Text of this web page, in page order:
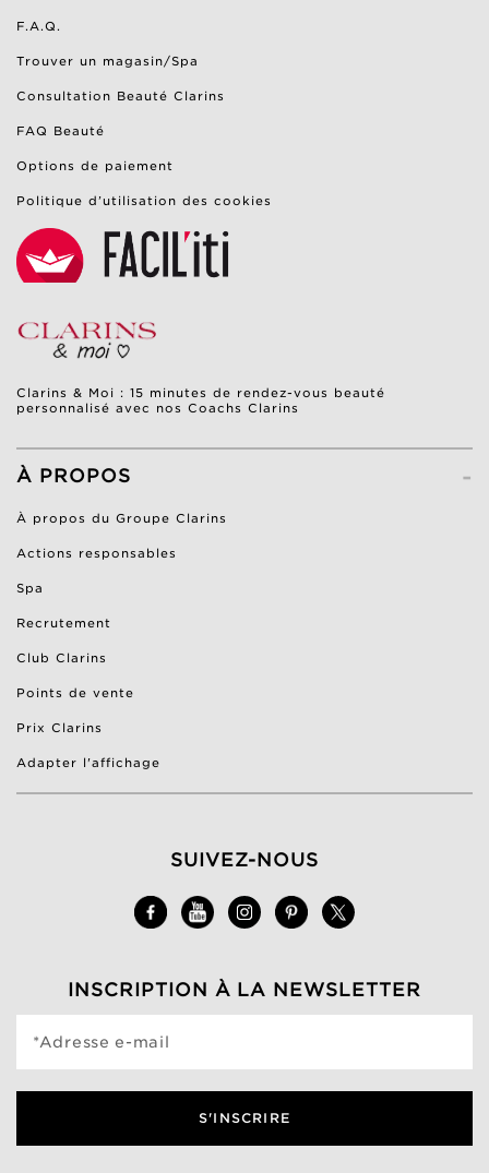
F.A.Q.
Trouver un magasin/Spa
Consultation Beauté Clarins
FAQ Beauté
Options de paiement
Politique d’utilisation des cookies
Clarins & Moi : 15 minutes de rendez-vous beauté
personnalisé avec nos Coachs Clarins
-
À PROPOS
À propos du Groupe Clarins
Actions responsables
Spa
Recrutement
Club Clarins
Points de vente
Prix Clarins
Adapter l'affichage
SUIVEZ-NOUS
INSCRIPTION À LA NEWSLETTER
*Adresse e-mail
S'INSCRIRE